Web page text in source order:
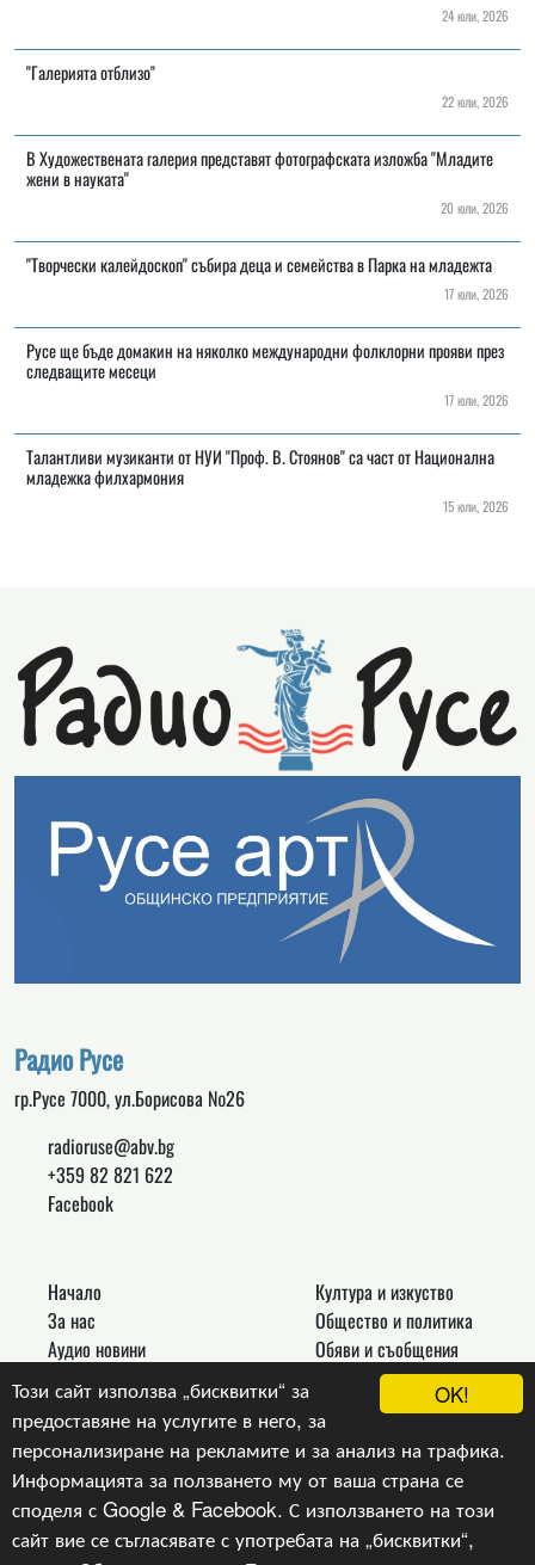
OK!
Този сайт използва „бисквитки“ за
предоставяне на услугите в него, за
персонализиране на рекламите и за анализ на трафика.
Информацията за ползването му от ваша страна се
споделя с Google & Facebook. С използването на този
сайт вие се съгласявате с употребата на „бисквитки“,
24 юли, 2026
"Галерията отблизо"
22 юли, 2026
В Художествената галерия представят фотографската изложба "Младите
жени в науката"
20 юли, 2026
"Творчески калейдоскоп" събира деца и семейства в Парка на младежта
17 юли, 2026
Русе ще бъде домакин на няколко международни фолклорни прояви през
следващите месеци
17 юли, 2026
Талантливи музиканти от НУИ "Проф. В. Стоянов" са част от Национална
младежка филхармония
15 юли, 2026
Радио Русе
гр.Русе 7000, ул.Борисова №26
radioruse@abv.bg
+359 82 821 622
Facebook
Начало
За нас
Аудио новини
Връзки
Контакти
Култура и изкуство
Общество и политика
Обяви и съобщения
Новини
Други
Copyright © 2024, v.1.0,Радио Русе, Уеб Дизайн и